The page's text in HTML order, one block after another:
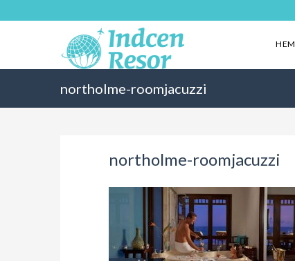
HEM
northolme-roomjacuzzi
northolme-roomjacuzzi